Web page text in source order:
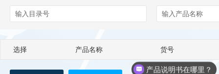
Berry & Associates
选择 产品名称 货号
产品说明书在哪里？